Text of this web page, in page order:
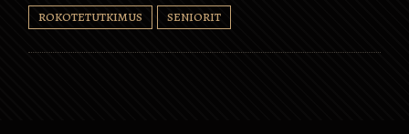
rokotuspalvelun.Pfizerin
kerta-annosrokotetta
ROKOTETUTKIMUS SENIORIT